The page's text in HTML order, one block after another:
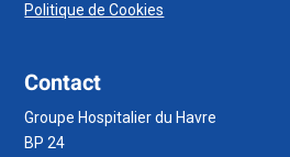
Politique de Cookies
Contact
Groupe Hospitalier du Havre
BP 24